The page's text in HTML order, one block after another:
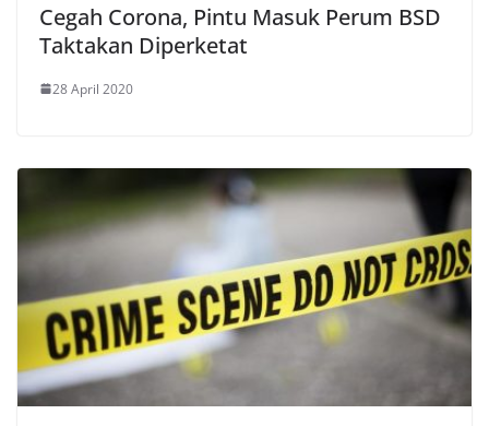
Cegah Corona, Pintu Masuk Perum BSD
Taktakan Diperketat
28 April 2020